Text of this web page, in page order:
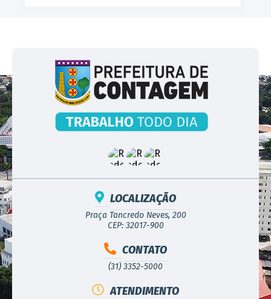
LOCALIZAÇÃO
Praça Tancredo Neves, 200
CEP: 32017-900
CONTATO
(31) 3352-5000
ATENDIMENTO